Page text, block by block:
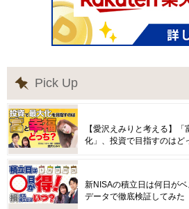
Pick Up
【愛沢えみりと考える】
化」、投資で目指すのはど
新NISAの積立日は何日が
データで徹底検証してみた